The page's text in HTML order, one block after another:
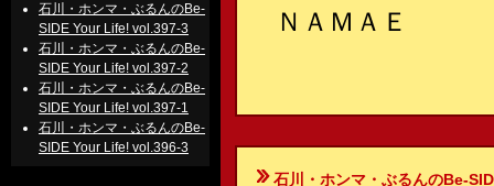
石川・ホンマ・ぶるんのBe-
SIDE Your Life! vol.397-3
石川・ホンマ・ぶるんのBe-
SIDE Your Life! vol.397-2
石川・ホンマ・ぶるんのBe-
SIDE Your Life! vol.397-1
石川・ホンマ・ぶるんのBe-
SIDE Your Life! vol.396-3
ＮＡＭＡＥ
石川・ホンマ・ぶるんのBe-